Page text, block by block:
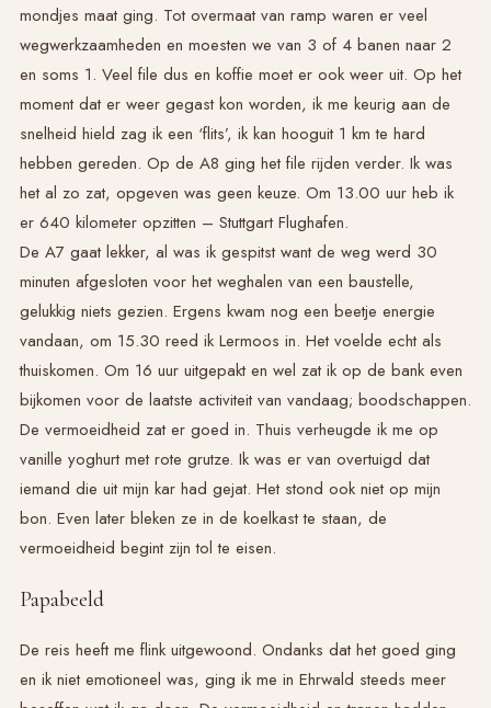
mondjes maat ging. Tot overmaat van ramp waren er veel
wegwerkzaamheden en moesten we van 3 of 4 banen naar 2
en soms 1. Veel file dus en koffie moet er ook weer uit. Op het
moment dat er weer gegast kon worden, ik me keurig aan de
snelheid hield zag ik een ‘flits’, ik kan hooguit 1 km te hard
hebben gereden. Op de A8 ging het file rijden verder. Ik was
het al zo zat, opgeven was geen keuze. Om 13.00 uur heb ik
er 640 kilometer opzitten – Stuttgart Flughafen.
De A7 gaat lekker, al was ik gespitst want de weg werd 30
minuten afgesloten voor het weghalen van een baustelle,
gelukkig niets gezien. Ergens kwam nog een beetje energie
vandaan, om 15.30 reed ik Lermoos in. Het voelde echt als
thuiskomen. Om 16 uur uitgepakt en wel zat ik op de bank even
bijkomen voor de laatste activiteit van vandaag; boodschappen.
De vermoeidheid zat er goed in. Thuis verheugde ik me op
vanille yoghurt met rote grutze. Ik was er van overtuigd dat
iemand die uit mijn kar had gejat. Het stond ook niet op mijn
bon. Even later bleken ze in de koelkast te staan, de
vermoeidheid begint zijn tol te eisen.
Papabeeld
De reis heeft me flink uitgewoond. Ondanks dat het goed ging
en ik niet emotioneel was, ging ik me in Ehrwald steeds meer